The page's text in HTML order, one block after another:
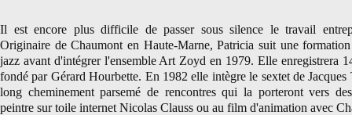
Il est encore plus difficile de passer sous silence le travail
Originaire de Chaumont en Haute-Marne, Patricia suit une
jazz avant d'intégrer l'ensemble Art Zoyd en 1979. Elle enregistrera
fondé par Gérard Hourbette. En 1982 elle intègre le sextet de
long cheminement parsemé de rencontres qui la porteront vers
peintre sur toile internet Nicolas Clauss ou au film d'animation avec